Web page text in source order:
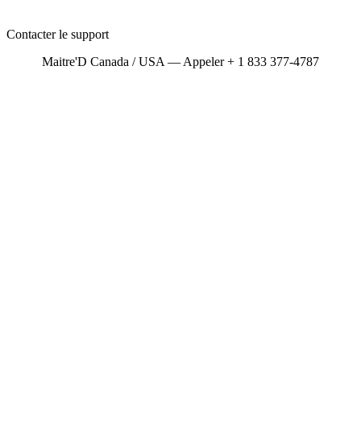
Contacter le support
Maitre'D Canada / USA — Appeler + 1 833 377-4787